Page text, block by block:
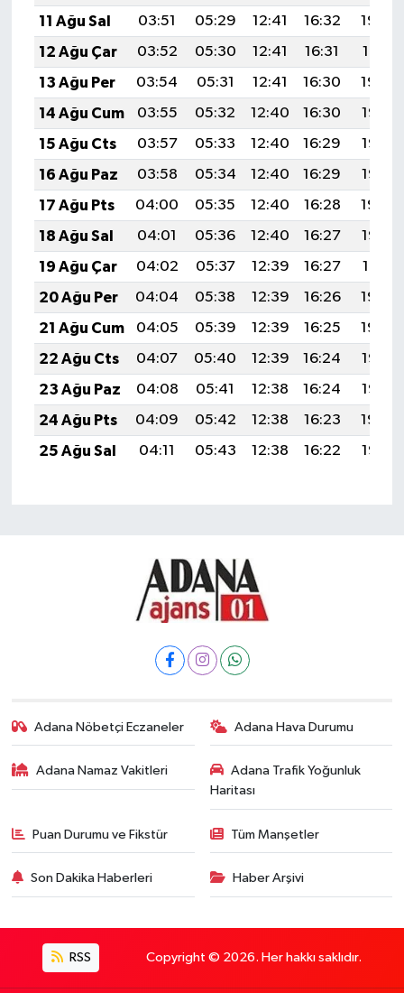
11 Ağu Sal
03:51 05:29 12:41 16:32
19:42
12 Ağu Çar
03:52 05:30 12:41 16:31
19:41
13 Ağu Per
03:54 05:31 12:41 16:30
19:40
14 Ağu Cum
03:55 05:32 12:40 16:30
19:38
15 Ağu Cts
03:57 05:33 12:40 16:29
19:37
16 Ağu Paz
03:58 05:34 12:40 16:29
19:36
17 Ağu Pts
04:00 05:35 12:40 16:28
19:34
18 Ağu Sal
04:01 05:36 12:40 16:27
19:33
19 Ağu Çar
04:02 05:37 12:39 16:27
19:31
20 Ağu Per
04:04 05:38 12:39 16:26
19:30
21 Ağu Cum
04:05 05:39 12:39 16:25
19:29
22 Ağu Cts
04:07 05:40 12:39 16:24
19:27
23 Ağu Paz
04:08 05:41 12:38 16:24
19:26
24 Ağu Pts
04:09 05:42 12:38 16:23
19:24
25 Ağu Sal
04:11 05:43 12:38 16:22 19:22
Adana Nöbetçi Eczaneler Adana Hava Durumu
Adana Namaz Vakitleri
Adana Trafik Yoğunluk
Haritası
Puan Durumu ve Fikstür Tüm Manşetler
Son Dakika Haberleri Haber Arşivi
RSS Copyright © 2026. Her hakkı saklıdır.